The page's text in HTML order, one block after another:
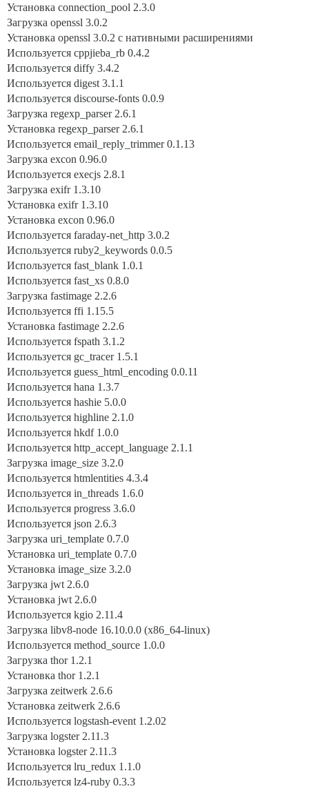
Установка connection_pool 2.3.0
Загрузка openssl 3.0.2
Установка openssl 3.0.2 с нативными расширениями
Используется cppjieba_rb 0.4.2
Используется diffy 3.4.2
Используется digest 3.1.1
Используется discourse-fonts 0.0.9
Загрузка regexp_parser 2.6.1
Установка regexp_parser 2.6.1
Используется email_reply_trimmer 0.1.13
Загрузка excon 0.96.0
Используется execjs 2.8.1
Загрузка exifr 1.3.10
Установка exifr 1.3.10
Установка excon 0.96.0
Используется faraday-net_http 3.0.2
Используется ruby2_keywords 0.0.5
Используется fast_blank 1.0.1
Используется fast_xs 0.8.0
Загрузка fastimage 2.2.6
Используется ffi 1.15.5
Установка fastimage 2.2.6
Используется fspath 3.1.2
Используется gc_tracer 1.5.1
Используется guess_html_encoding 0.0.11
Используется hana 1.3.7
Используется hashie 5.0.0
Используется highline 2.1.0
Используется hkdf 1.0.0
Используется http_accept_language 2.1.1
Загрузка image_size 3.2.0
Используется htmlentities 4.3.4
Используется in_threads 1.6.0
Используется progress 3.6.0
Используется json 2.6.3
Загрузка uri_template 0.7.0
Установка uri_template 0.7.0
Установка image_size 3.2.0
Загрузка jwt 2.6.0
Установка jwt 2.6.0
Используется kgio 2.11.4
Загрузка libv8-node 16.10.0.0 (x86_64-linux)
Используется method_source 1.0.0
Загрузка thor 1.2.1
Установка thor 1.2.1
Загрузка zeitwerk 2.6.6
Установка zeitwerk 2.6.6
Используется logstash-event 1.2.02
Загрузка logster 2.11.3
Установка logster 2.11.3
Используется lru_redux 1.1.0
Используется lz4-ruby 0.3.3